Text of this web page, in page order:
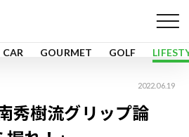
CAR GOURMET GOLF
2022.06.19
秀樹流グリップ論